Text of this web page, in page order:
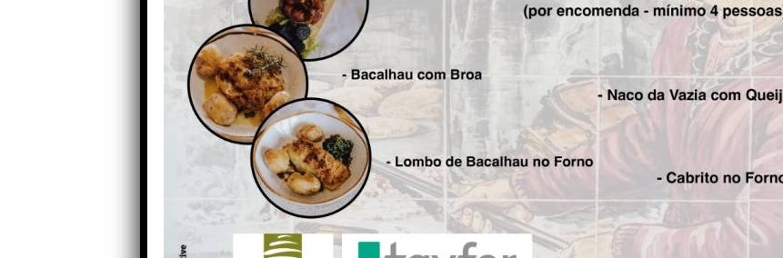
Inscrições para concurso de
empreendedorismo dirigido
a alunos terminam amanhã
Seg.
Quinta do Forninho e Quinta
da Moenda renovam
galardão “Chave Verde”